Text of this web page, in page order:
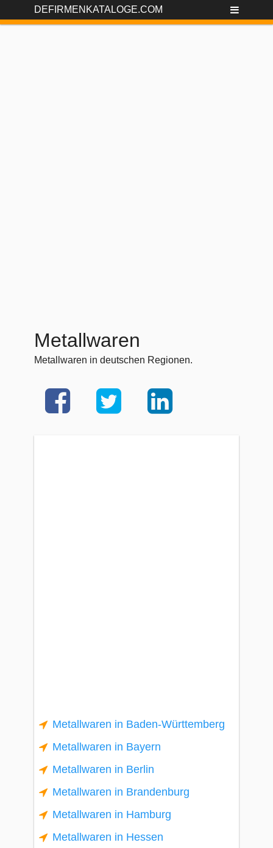
DEFIRMENKATALOGE.COM
Metallwaren
Metallwaren in deutschen Regionen.
Metallwaren in Baden-Württemberg
Metallwaren in Bayern
Metallwaren in Berlin
Metallwaren in Brandenburg
Metallwaren in Hamburg
Metallwaren in Hessen